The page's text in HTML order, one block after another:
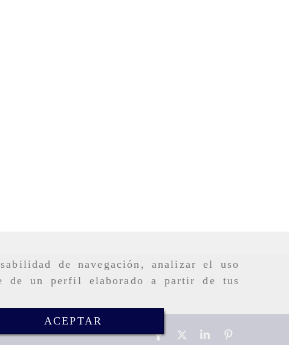
de navegación, analizar el uso
de un perfil elaborado a partir de tus
ACEPTAR